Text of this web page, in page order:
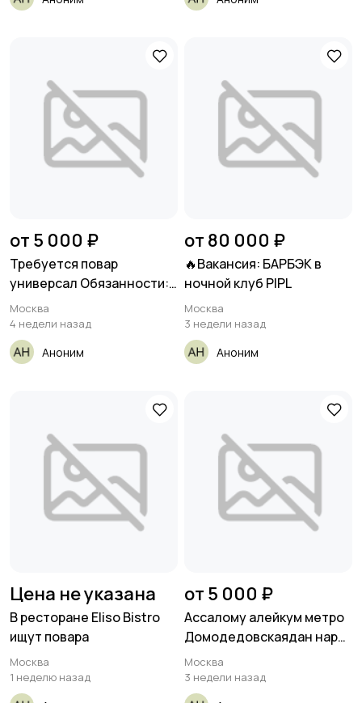
от 5 000 ₽
Требуется повар
универсал Обязанности:
Приготовление блюд
Москва
4 недели назад
Аноним
от 80 000 ₽
🔥Вакансия: БАРБЭК в
ночной клуб PIPL
Москва
3 недели назад
Аноним
Цена не указана
В ресторане Eliso Bistro
ищут повара
Москва
1 неделю назад
от 5 000 ₽
Ассалому алейкум метро
Домодедовскаядан нары
40
Москва
3 недели назад